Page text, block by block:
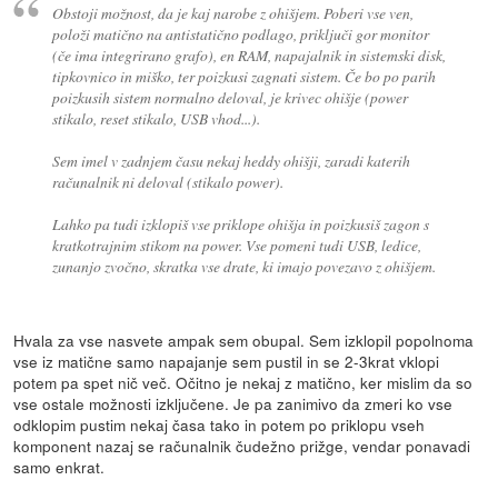
Obstoji možnost, da je kaj narobe z ohišjem. Poberi vse ven,
položi matično na antistatično podlago, priključi gor monitor
(če ima integrirano grafo), en RAM, napajalnik in sistemski disk,
tipkovnico in miško, ter poizkusi zagnati sistem. Če bo po parih
poizkusih sistem normalno deloval, je krivec ohišje (power
stikalo, reset stikalo, USB vhod...).
Sem imel v zadnjem času nekaj heddy ohišji, zaradi katerih
računalnik ni deloval (stikalo power).
Lahko pa tudi izklopiš vse priklope ohišja in poizkusiš zagon s
kratkotrajnim stikom na power. Vse pomeni tudi USB, ledice,
zunanjo zvočno, skratka vse drate, ki imajo povezavo z ohišjem.
Hvala za vse nasvete ampak sem obupal. Sem izklopil popolnoma
vse iz matične samo napajanje sem pustil in se 2-3krat vklopi
potem pa spet nič več. Očitno je nekaj z matično, ker mislim da so
vse ostale možnosti izključene. Je pa zanimivo da zmeri ko vse
odklopim pustim nekaj časa tako in potem po priklopu vseh
komponent nazaj se računalnik čudežno prižge, vendar ponavadi
samo enkrat.